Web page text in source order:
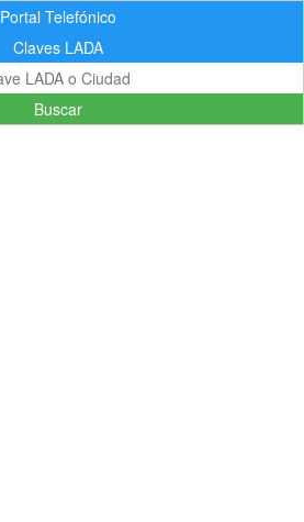
Portal Telefónico
Claves LADA
Buscar